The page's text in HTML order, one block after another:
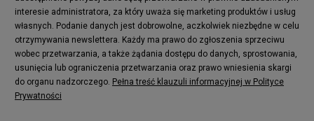
interesie administratora, za który uważa się marketing produktów i usług
własnych. Podanie danych jest dobrowolne, aczkolwiek niezbędne w celu
otrzymywania newslettera. Każdy ma prawo do zgłoszenia sprzeciwu
wobec przetwarzania, a także żądania dostępu do danych, sprostowania,
usunięcia lub ograniczenia przetwarzania oraz prawo wniesienia skargi
do organu nadzorczego. Pełna treść klauzuli informacyjnej w Polityce
Prywatności